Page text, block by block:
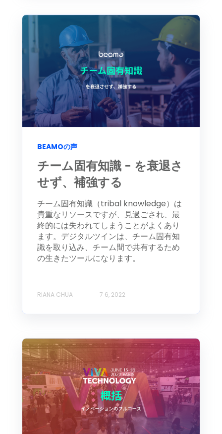
BEAMOの声
チーム固有知識 - を衰退さ
せず、補強する
チーム固有知識（tribal knowledge）は
貴重なリソースですが、見過ごされ、最
終的には失われてしまうことがよくあり
ます。デジタルツインは、チーム固有知
識を取り込み、チーム間で共有するため
の生きたツールになります。
RIANA CHUA 7 6, 2022